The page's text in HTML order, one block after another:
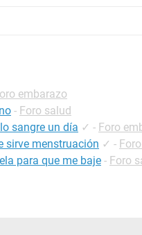
embarazo
- Foro salud
sangre un día ✓ - Foro
sirve menstruación ✓ -
para que me baje - Foro